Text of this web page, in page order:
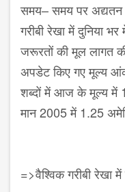
समय–समय पर
गरीबी रेखा में दुनिया भर
जरूरतों की मूल लागत
अपडेट किए गए मूल्य
शब्दों में आज के मूल्य में
मान2005में 1.25
=>वैश्विक गरीबी रेखा